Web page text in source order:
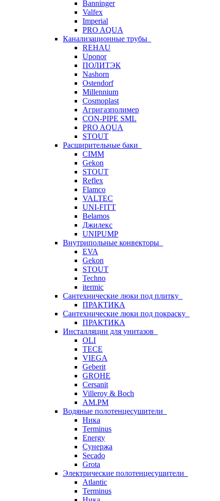
Banninger
Valfex
Imperial
PRO AQUA
Канализационные трубы
REHAU
Uponor
ПОЛИТЭК
Nashorn
Ostendorf
Millennium
Cosmoplast
Агригазполимер
CON-PIPE SML
PRO AQUA
STOUT
Расширительные баки
CIMM
Gekon
STOUT
Reflex
Flamco
VALTEC
UNI-FITT
Belamos
Джилекс
UNIPUMP
Внутрипольные конвекторы
EVA
Gekon
STOUT
Techno
itermic
Сантехнические люки под плитку
ПРАКТИКА
Сантехнические люки под покраску
ПРАКТИКА
Инсталляции для унитазов
OLI
TECE
VIEGA
Geberit
GROHE
Cersanit
Villeroy & Boch
AM.PM
Водяные полотенцесушители
Ника
Terminus
Energy
Сунержа
Secado
Grota
Электрические полотенцесушители
Atlantic
Terminus